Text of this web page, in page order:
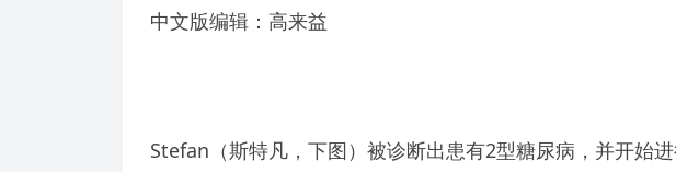
中文版编辑：高来益
Stefan（斯特凡，下图）被诊断出患有2型糖尿病，并开始